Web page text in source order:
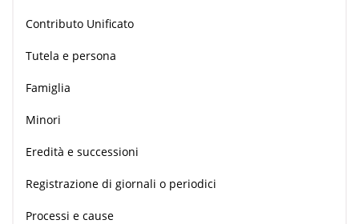
Contributo Unificato
Tutela e persona
Famiglia
Minori
Eredità e successioni
Registrazione di giornali o periodici
Processi e cause